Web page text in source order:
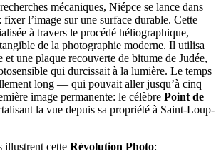
mécaniques, Niépce se lance dans
fixer l’image sur une surface durable. Cette
à travers le procédé héliographique,
de la photographie moderne. Il utilisa
et une plaque recouverte de bitume de Judée,
qui durcissait à la lumière. Le temps
long — qui pouvait aller jusqu’à cinq
image permanente: le célèbre Point de
la vue depuis sa propriété à Saint-Loup-
illustrent cette Révolution Photo: